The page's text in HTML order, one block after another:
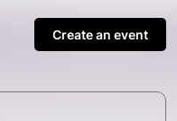
Create an event